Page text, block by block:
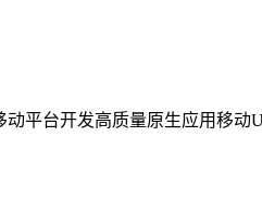
平台开发高质量原生应用移